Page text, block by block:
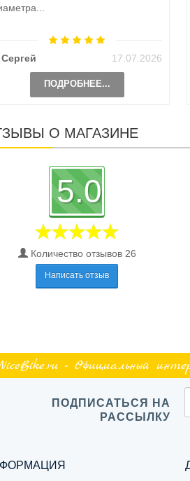
Сергей 17.07.2026
ПОДРОБНЕЕ...
О МАГАЗИНЕ
5.0
Количество отзывов 26
Написать отзыв
- Официальный
ПОДПИСАТЬСЯ НА
РАССЫЛКУ